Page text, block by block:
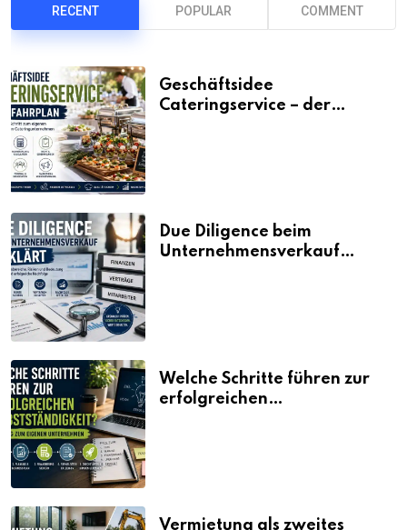
RECENT POPULAR COMMENT
Geschäftsidee
Cateringservice – der
Due Diligence beim
Unternehmensverkauf
Welche Schritte führen zur
erfolgreichen
Vermietung als zweites